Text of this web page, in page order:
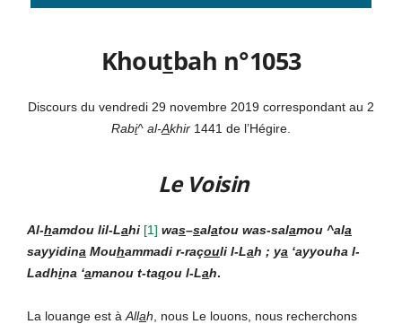
Khoutbah n°1053
Discours du vendredi 29 novembre 2019 correspondant au 2
Rabi^ al-Akhir 1441 de l’Hégire.
Le Voisin
Al-hamdou lil-Lahi [1] was–salatou was-salamou ^ala
sayyidina Mouhammadi r-raçouli l-Lah ; ya ‘ayyouha l-
Ladhina ‘amanou t-taqou l-Lah.
La louange est à Allah , nous Le louons, nous recherchons